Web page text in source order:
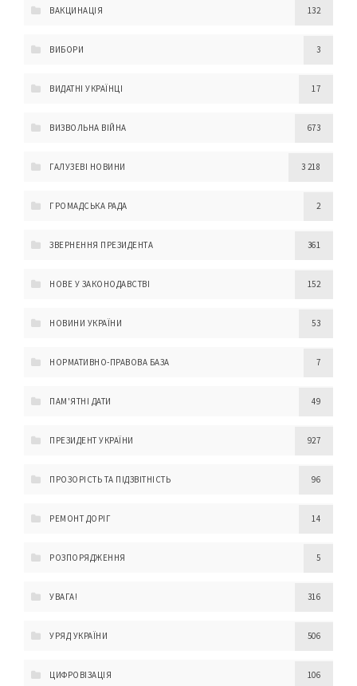
ВАКЦИНАЦІЯ 132
ВИБОРИ 3
ВИДАТНІ УКРАЇНЦІ 17
ВИЗВОЛЬНА ВІЙНА 673
ГАЛУЗЕВІ НОВИНИ 3 218
ГРОМАДСЬКА РАДА 2
ЗВЕРНЕННЯ ПРЕЗИДЕНТА 361
НОВЕ У ЗАКОНОДАВСТВІ 152
НОВИНИ УКРАЇНИ 53
НОРМАТИВНО-ПРАВОВА БАЗА 7
ПАМ'ЯТНІ ДАТИ 49
ПРЕЗИДЕНТ УКРАЇНИ 927
ПРОЗОРІСТЬ ТА ПІДЗВІТНІСТЬ 96
РЕМОНТ ДОРІГ 14
РОЗПОРЯДЖЕННЯ 5
УВАГА! 316
УРЯД УКРАЇНИ 506
ЦИФРОВІЗАЦІЯ 106